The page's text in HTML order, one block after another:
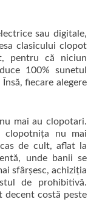
sau digitale,
clasicului clopot
pentru că niciun
100% sunetul
fiecare alegere
mai au clopotari.
clopotnița nu mai
de cult, aflat la
unde banii se
sfârșesc, achiziţia
de prohibitivă.
costă peste